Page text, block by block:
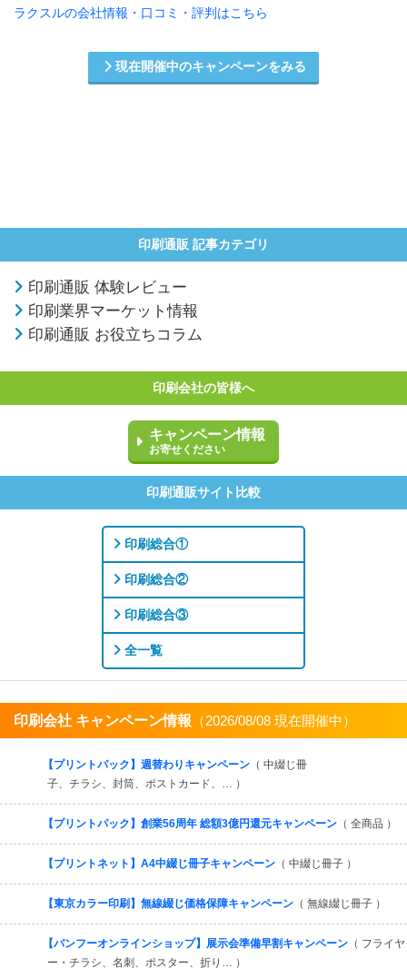
ラクスルの会社情報・口コミ・評判はこちら
現在開催中のキャンペーンをみる
印刷通販 記事カテゴリ
印刷通販 体験レビュー
印刷業界マーケット情報
印刷通販 お役立ちコラム
印刷会社の皆様へ
キャンペーン情報
お寄せください
印刷通販サイト比較
印刷総合①
印刷総合②
印刷総合③
全一覧
印刷会社 キャンペーン情報 （2026/08/08 現在開催中）
【プリントパック】週替わりキャンペーン （ 中綴じ冊
子、チラシ、封筒、ポストカード、… ）
【プリントパック】創業56周年 総額3億円還元キャンペーン （ 全商品 ）
【プリントネット】A4中綴じ冊子キャンペーン （ 中綴じ冊子 ）
【東京カラー印刷】無線綴じ価格保障キャンペーン （ 無線綴じ冊子 ）
【バンフーオンラインショップ】展示会準備早割キャンペーン （ フライヤ
ー・チラシ、名刺、ポスター、折り… ）